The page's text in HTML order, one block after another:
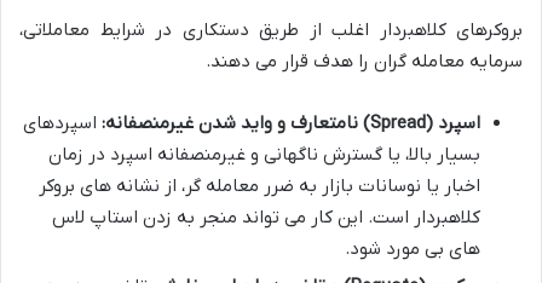
بروکرهای کلاهبردار اغلب از طریق دستکاری در شرایط معاملاتی،
سرمایه معامله گران را هدف قرار می دهند.
اسپرد (Spread) نامتعارف و واید شدن غیرمنصفانه:
اسپردهای
بسیار بالا، یا گسترش ناگهانی و غیرمنصفانه اسپرد در زمان
اخبار یا نوسانات بازار به ضرر معامله گر، از نشانه های بروکر
کلاهبردار است. این کار می تواند منجر به زدن استاپ لاس
های بی مورد شود.